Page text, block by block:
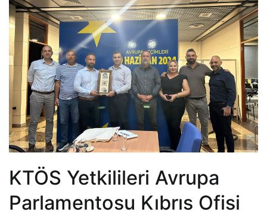
KTÖS Yetkilileri Avrupa
Parlamentosu Kıbrıs Ofisi